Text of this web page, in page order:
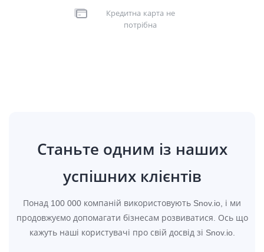
Кредитна карта не
потрібна
Станьте одним із наших
успішних клієнтів
Понад 100 000 компаній використовують Snov.io, і ми
продовжуємо допомагати бізнесам розвиватися. Ось що
кажуть наші користувачі про свій досвід зі Snov.io.